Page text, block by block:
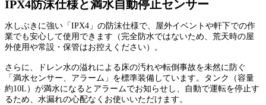
IPX4防沫仕様と満水自動停止センサー
水しぶきに強い「IPX4」の防沫仕様で、屋外イベントや軒下での作
業でも安心して使用できます（完全防水ではないため、荒天時の屋
外使用や常設・保管はお控えください）。
さらに、ドレン水の溢れによる床の汚れや転倒事故を未然に防ぐ
「満水センサー、アラーム」を標準装備しています。タンク（容量
約10L）が満水になるとアラームでお知らせし、自動で運転を停止す
るため、水漏れの心配なくお使いいただけます。